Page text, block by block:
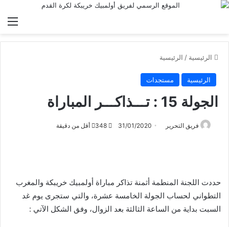
الرئيسية / الرئيسية
الرئيسية مستجدات
الجولة 15 : تـــذاكـــر المباراة
فريق التحرير 31/01/2020 أقل من دقيقة
حددت اللجنة المنطمة أثمنة تذاكر مباراة أولمبيك خريبكة والمغرب
التطواني لحساب الجولة الخامسة عشرة، والتي ستجرى يوم غد
السبت بداية من الساعة الثالثة بعد الزوال، وفق الشكل الآتي :